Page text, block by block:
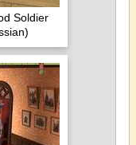
Soldier